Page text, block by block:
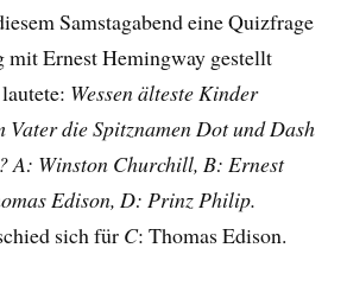
Samstagabend eine Quizfrage
mit Ernest Hemingway gestellt
Wessen älteste Kinder
Vater die Spitznamen Dot und Dash
A: Winston Churchill, B: Ernest
Edison, D: Prinz Philip.
sich für C: Thomas Edison.